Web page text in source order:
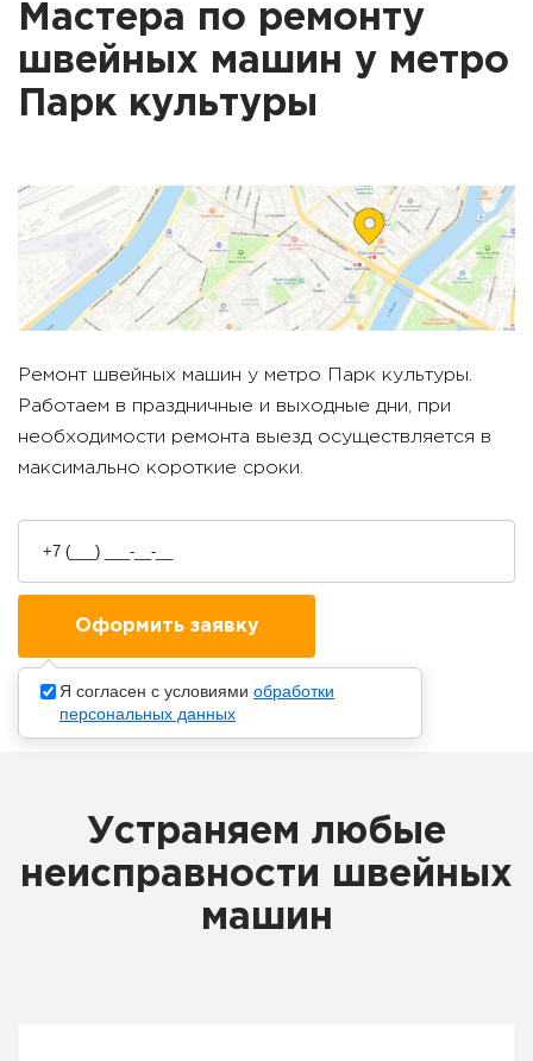
Мастера по ремонту
швейных машин у метро
Парк культуры
Ремонт швейных машин у метро Парк культуры
Работаем в праздничные и выходные дни, при
необходимости ремонта выезд осуществляется в
максимально короткие сроки.
Устраняем любые
неисправности швейных
машин
Я согласен с условиями обработки
персональных данных